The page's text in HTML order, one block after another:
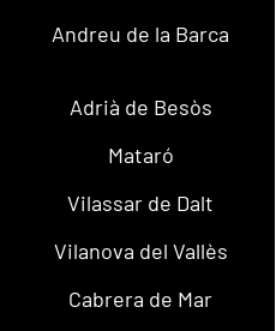
Andreu de la Barca
Adrià de Besòs
Mataró
Vilassar de Dalt
Vilanova del Vallès
Cabrera de Mar